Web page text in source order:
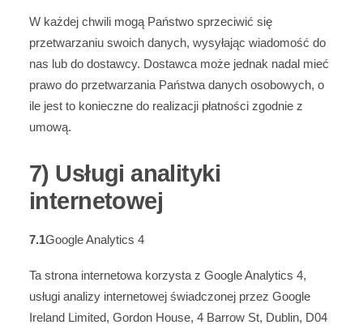
W każdej chwili mogą Państwo sprzeciwić się
przetwarzaniu swoich danych, wysyłając wiadomość do
nas lub do dostawcy. Dostawca może jednak nadal mieć
prawo do przetwarzania Państwa danych osobowych, o
ile jest to konieczne do realizacji płatności zgodnie z
umową.
7) Usługi analityki
internetowej
7.1Google Analytics 4
Ta strona internetowa korzysta z Google Analytics 4,
usługi analizy internetowej świadczonej przez Google
Ireland Limited, Gordon House, 4 Barrow St, Dublin, D04